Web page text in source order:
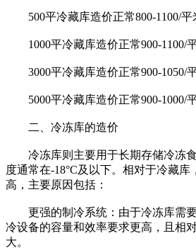
500平冷藏库造价正常800-1100/平
1000平冷藏库造价正常900-1100/
3000平冷藏库造价正常900-1050/
5000平冷藏库造价正常900-1000/
二、冷冻库的造价
冷冻库则主要用于长期存储冷冻食
度通常在-18°C及以下。相对于冷藏库
高，主要原因包括：
更强的制冷系统：由于冷冻库需要
冷设备的容量和效率要求更高，且相
大。